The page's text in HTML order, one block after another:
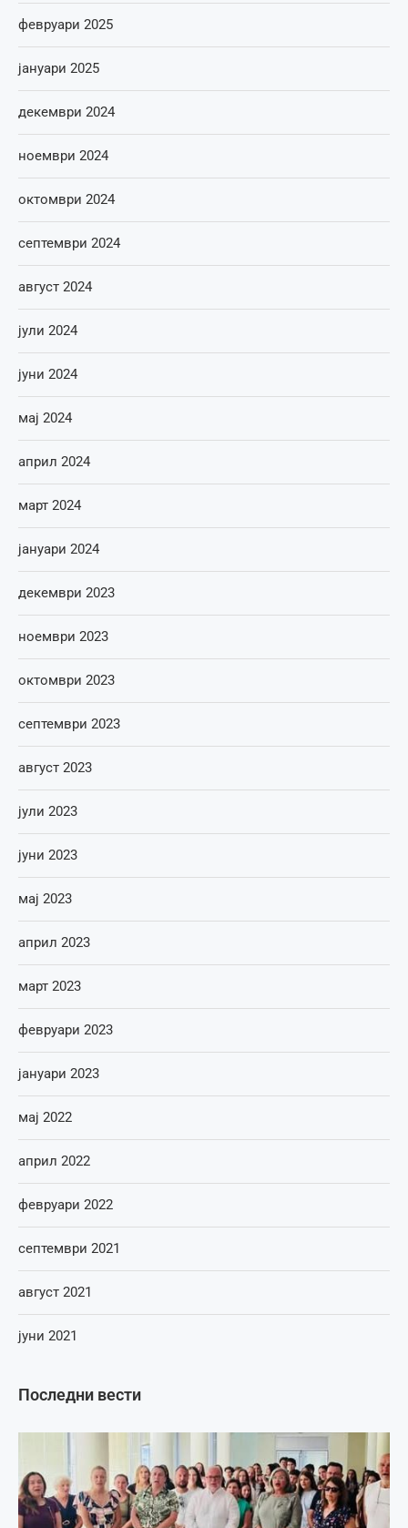
Последни вести
февруари 2025
јануари 2025
декември 2024
ноември 2024
октомври 2024
септември 2024
август 2024
јули 2024
јуни 2024
мај 2024
април 2024
март 2024
јануари 2024
декември 2023
ноември 2023
октомври 2023
септември 2023
август 2023
јули 2023
јуни 2023
мај 2023
април 2023
март 2023
февруари 2023
јануари 2023
мај 2022
април 2022
февруари 2022
септември 2021
август 2021
јуни 2021